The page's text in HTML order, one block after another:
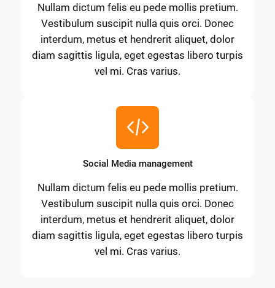
Nullam dictum felis eu pede mollis pretium.
Vestibulum suscipit nulla quis orci. Donec
interdum, metus et hendrerit aliquet, dolor
diam sagittis ligula, eget egestas libero turpis
vel mi. Cras varius.
Social Media management
Nullam dictum felis eu pede mollis pretium.
Vestibulum suscipit nulla quis orci. Donec
interdum, metus et hendrerit aliquet, dolor
diam sagittis ligula, eget egestas libero turpis
vel mi. Cras varius.